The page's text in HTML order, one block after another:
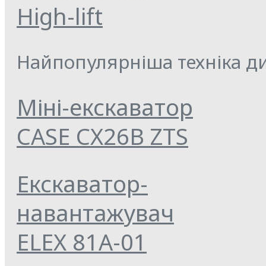
High-lift
Найпопулярніша техніка
Міні-екскаватор
CASE CX26B ZTS
Екскаватор-
навантажувач
ELEX 81А-01